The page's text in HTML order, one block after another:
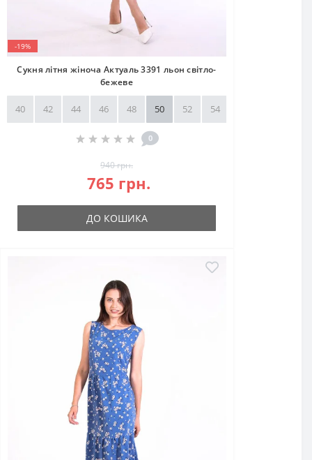
-19%
Сукня літня жіноча Актуаль 3391 льон світло-
бежеве
40 42 44 46 48 50 52 54
0
940 грн.
765 грн.
ДО КОШИКА